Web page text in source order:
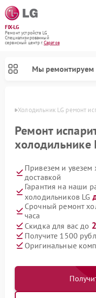
FIX-LG
Ремонт устройств LG
Специализированный
cервисный центр г.Саратов
Мы ремонтируем
Холодильник LG ремонт
Ремонт
холодильнике
Привезем и увезем
доставкой
Гарантия на наши
холодильников LG
Срочный ремонт
часа
Скидка для вас до
Получите 1500
Оригинальные